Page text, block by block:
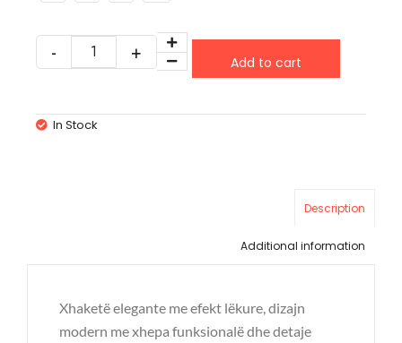
Add to cart
In Stock
Description
Additional information
Xhaketë elegante me efekt lëkure, dizajn
modern me xhepa funksionalë dhe detaje